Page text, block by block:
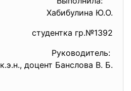
Хабибулина Ю.О.
студентка гр.№1392
Руководитель:
к.э.н., доцент Банслова В. Б.